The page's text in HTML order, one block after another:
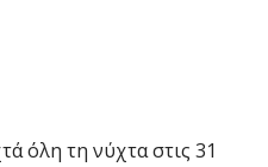
όλη τη νύχτα στις 31